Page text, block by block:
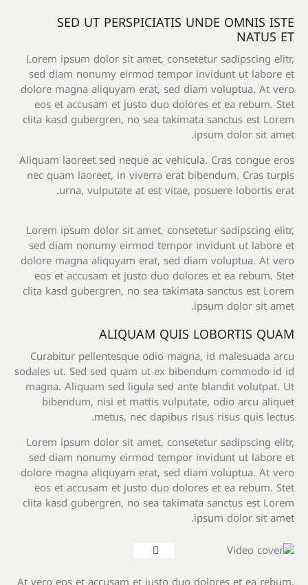
SED UT PERSPICIATIS UNDE OMNIS ISTE
NATUS ET
Lorem ipsum dolor sit amet, consetetur sadipscing elitr,
sed diam nonumy eirmod tempor invidunt ut labore et
dolore magna aliquyam erat, sed diam voluptua. At vero
eos et accusam et justo duo dolores et ea rebum. Stet
clita kasd gubergren, no sea takimata sanctus est Lorem
ipsum dolor sit amet.
Aliquam laoreet sed neque ac vehicula. Cras congue eros
nec quam laoreet, in viverra erat bibendum. Cras turpis
urna, vulputate at est vitae, posuere lobortis erat.
Lorem ipsum dolor sit amet, consetetur sadipscing elitr,
sed diam nonumy eirmod tempor invidunt ut labore et
dolore magna aliquyam erat, sed diam voluptua. At vero
eos et accusam et justo duo dolores et ea rebum. Stet
clita kasd gubergren, no sea takimata sanctus est Lorem
ipsum dolor sit amet.
ALIQUAM QUIS LOBORTIS QUAM
Curabitur pellentesque odio magna, id malesuada arcu
sodales ut. Sed sed quam ut ex bibendum commodo id id
magna. Aliquam sed ligula sed ante blandit volutpat. Ut
bibendum, nisi et mattis vulputate, odio arcu aliquet
metus, nec dapibus risus risus quis lectus.
Lorem ipsum dolor sit amet, consetetur sadipscing elitr,
sed diam nonumy eirmod tempor invidunt ut labore et
dolore magna aliquyam erat, sed diam voluptua. At vero
eos et accusam et justo duo dolores et ea rebum. Stet
clita kasd gubergren, no sea takimata sanctus est Lorem
ipsum dolor sit amet.